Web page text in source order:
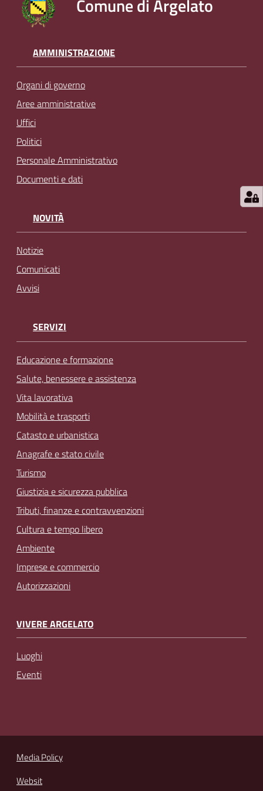
Comune di Argelato
AMMINISTRAZIONE
Organi di governo
Aree amministrative
Uffici
Politici
Personale Amministrativo
Documenti e dati
NOVITÀ
Notizie
Comunicati
Avvisi
SERVIZI
Educazione e formazione
Salute, benessere e assistenza
Vita lavorativa
Mobilità e trasporti
Catasto e urbanistica
Anagrafe e stato civile
Turismo
Giustizia e sicurezza pubblica
Tributi, finanze e contravvenzioni
Cultura e tempo libero
Ambiente
Imprese e commercio
Autorizzazioni
VIVERE ARGELATO
Luoghi
Eventi
Media Policy
Websit